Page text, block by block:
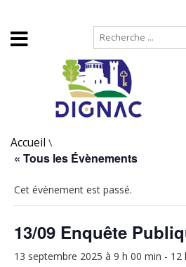
Accueil \
« Tous les Évènements
Cet évènement est passé.
13/09 Enquête
13 septembre 2025 à 9 h 00 min - 12